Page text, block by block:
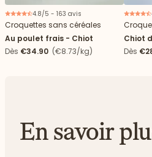
4.8/5 - 163 avis
Croquettes sans céréales
Au poulet frais - Chiot
Dès €34.90 (€8.73/kg)
Chiot
Dès
En savoir